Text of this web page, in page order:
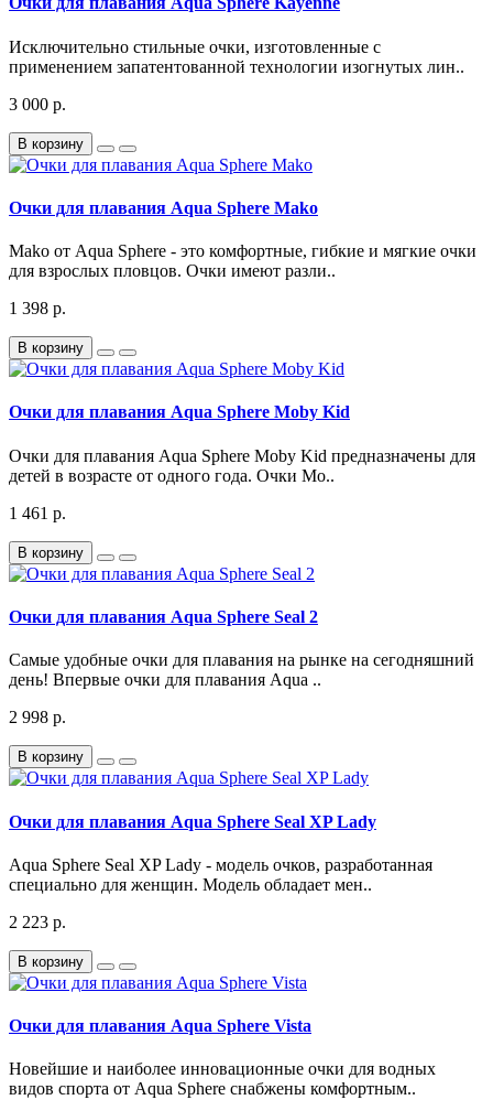
Исключительно стильные очки, изготовленные с
применением запатентованной технологии изогнутых лин..
3 000 р.
В корзину
Очки для плавания Aqua Sphere Mako
Mako от Aqua Sphere - это комфортные, гибкие и мягкие очки
для взрослых пловцов. Очки имеют разли..
1 398 р.
В корзину
Очки для плавания Aqua Sphere Moby Kid
Очки для плавания Aqua Sphere Moby Kid предназначены для
детей в возрасте от одного года. Очки Mo..
1 461 р.
В корзину
Очки для плавания Aqua Sphere Seal 2
Самые удобные очки для плавания на рынке на сегодняшний
день! Впервые очки для плавания Aqua ..
2 998 р.
В корзину
Очки для плавания Aqua Sphere Seal XP Lady
Aqua Sphere Seal XP Lady - модель очков, разработанная
специально для женщин. Модель обладает мен..
2 223 р.
В корзину
Очки для плавания Aqua Sphere Vista
Новейшие и наиболее инновационные очки для водных
видов спорта от Aqua Sphere снабжены комфортным..